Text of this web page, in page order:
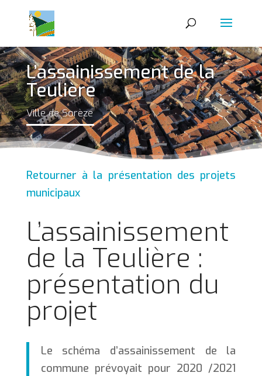
L’assainissement de la
Teulière
Ville de Sorèze
Retourner à la présentation des projets
municipaux
L’assainissement
de la Teulière :
présentation du
projet
Le schéma d’assainissement de la
commune prévoyait pour 2020 /2021